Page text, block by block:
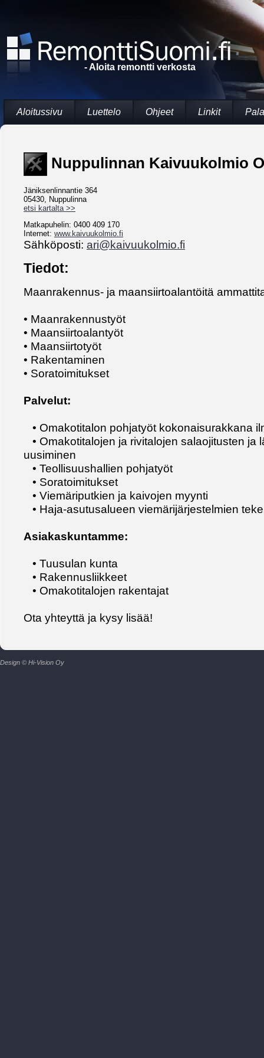
- Aloita remontti verkosta
Aloitussivu Luettelo Ohjeet Linkit
Nuppulinnan Kaivuukolmio
Jäniksenlinnantie 364
05430, Nuppulinna
etsi kartalta >>
Matkapuhelin: 0400 409 170
Internet: www.kaivuukolmio.fi
Sähköposti: ari@kaivuukolmio.fi
Tiedot:
Maanrakennus- ja maansiirtoalantöitä
• Maanrakennustyöt
• Maansiirtoalantyöt
• Maansiirtotyöt
• Rakentaminen
• Soratoimitukset
Palvelut:
• Omakotitalon pohjatyöt kokonaisurakkana
• Omakotitalojen ja rivitalojen salaojitusten ja
uusiminen
• Teollisuushallien pohjatyöt
• Soratoimitukset
• Viemäriputkien ja kaivojen myynti
• Haja-asutusalueen viemärijärjestelmien
Asiakaskuntamme:
• Tuusulan kunta
• Rakennusliikkeet
• Omakotitalojen rakentajat
Ota yhteyttä ja kysy lisää!
Design © Hi-Vision Oy